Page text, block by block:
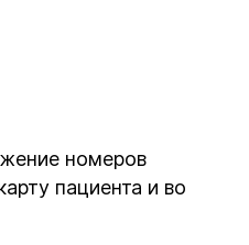
номеров
пациента и во